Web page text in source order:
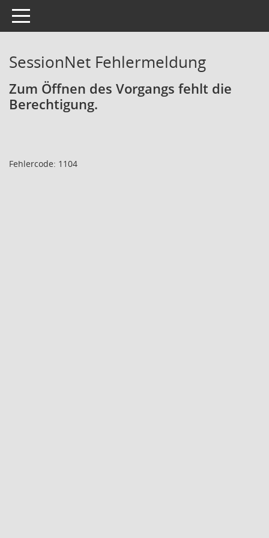
Toggle navigation
SessionNet Fehlermeldung
Zum Öffnen des Vorgangs fehlt die
Berechtigung.
Fehlercode: 1104